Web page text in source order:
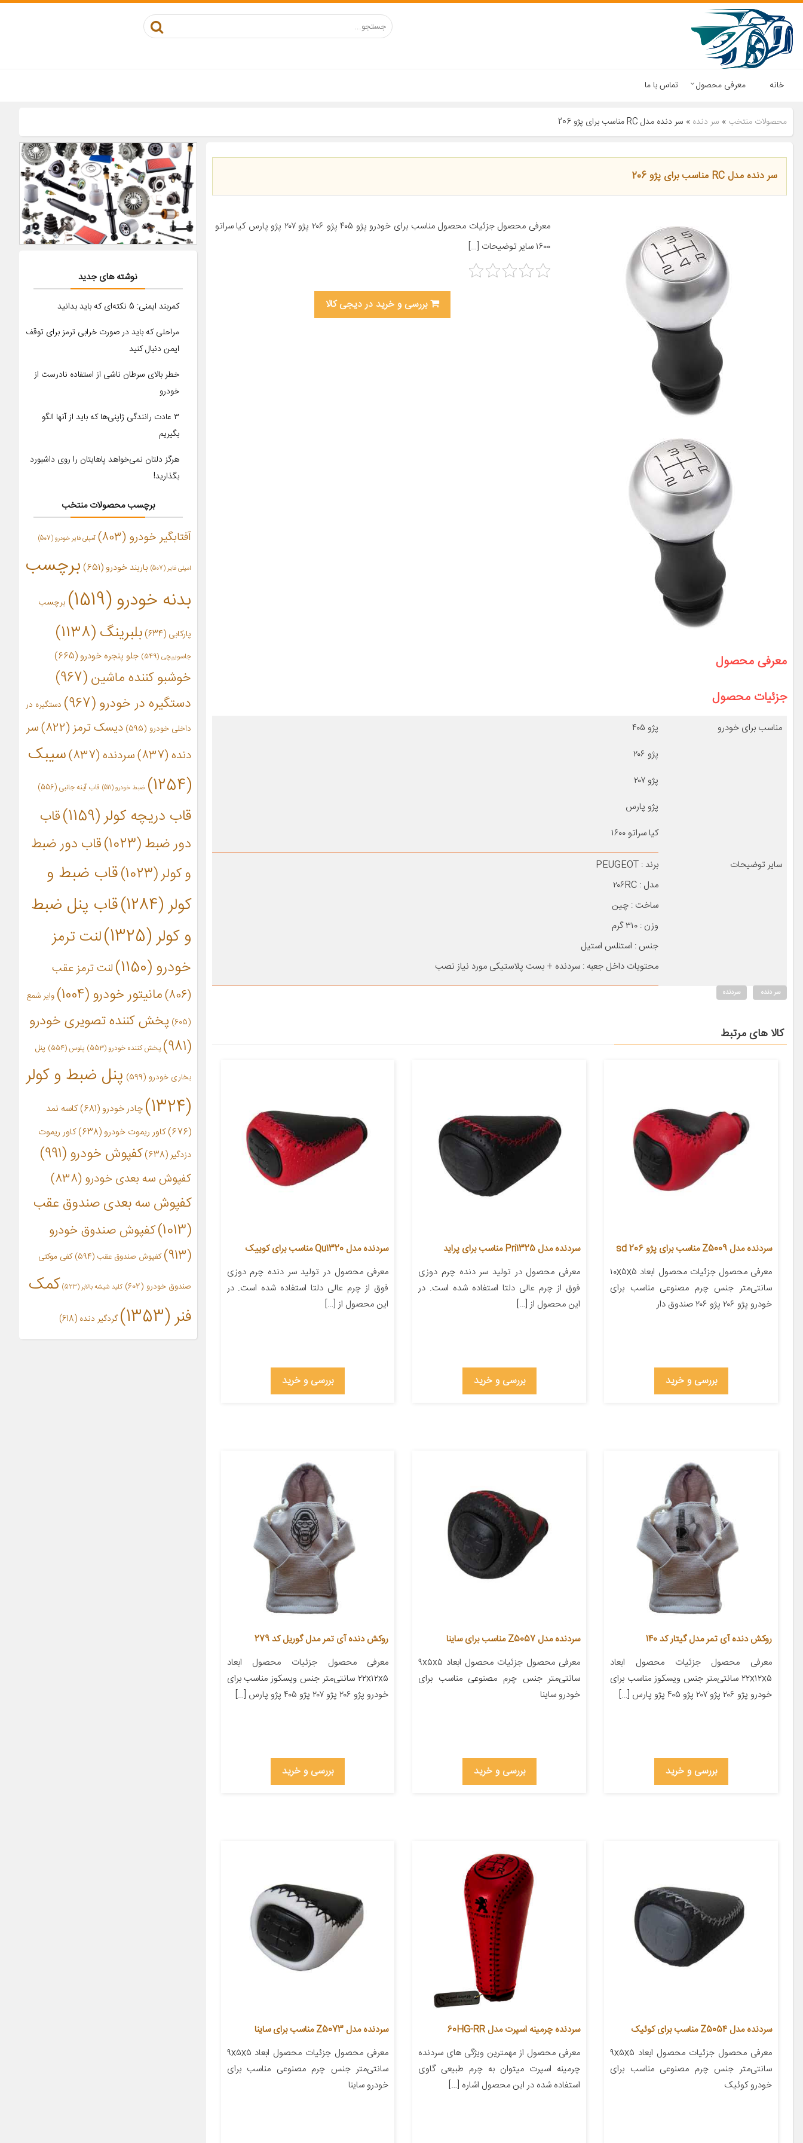
خانه معرفی محصول تماس با ما
محصولات منتخب » سر دنده » سر دنده مدل RC مناسب برای پژو 206
سر دنده مدل RC مناسب برای پژو 206
معرفی محصول جزئیات محصول مناسب برای خودرو پژو ۴۰۵ پژو ۲۰۶ پژو ۲۰۷ پژو پارس کیا سراتو
۱۶۰۰ سایر توضیحات […]
بررسی و خرید در دیجی کالا
معرفی محصول
جزئیات محصول
مناسب برای خودرو
پژو ۴۰۵
پژو ۲۰۶
پژو ۲۰۷
پژو پارس
کیا سراتو ۱۶۰۰
سایر توضیحات
برند : PEUGEOT
مدل : ۲۰۶RC
ساخت : چین
وزن : ۳۱۰ گرم
جنس : استنلس استیل
محتویات داخل جعبه : سردنده + بست پلاستیکی مورد نیاز نصب
سر دنده سردنده
کالا های مرتبط
سردنده مدل Z5009 مناسب برای پژو 206 sd
معرفی محصول جزئیات محصول ابعاد ۱۰x۵x۵
سانتی‌متر جنس چرم مصنوعی مناسب برای
خودرو پژو ۲۰۶ پژو ۲۰۶ صندوق دار
بررسی و خرید
سردنده مدل Pri1325 مناسب برای پراید
معرفی محصول در تولید سر دنده چرم دوزی
فوق از چرم عالی دلتا استفاده شده است. در
این محصول از […]
بررسی و خرید
سردنده مدل Qu1320 مناسب برای کوییک
معرفی محصول در تولید سر دنده چرم دوزی
فوق از چرم عالی دلتا استفاده شده است. در
این محصول از […]
بررسی و خرید
روکش دنده آی تمر مدل گیتار کد 140
معرفی محصول جزئیات محصول ابعاد
۲۲x۱۲x۵ سانتی‌متر جنس ویسکوز مناسب برای
خودرو پژو ۲۰۶ پژو ۲۰۷ پژو ۴۰۵ پژو پارس […]
بررسی و خرید
سردنده مدل Z5057 مناسب برای ساینا
معرفی محصول جزئیات محصول ابعاد ۹x۵x۵
سانتی‌متر جنس چرم مصنوعی مناسب برای
خودرو ساینا
بررسی و خرید
روکش دنده آی تمر مدل گوریل کد 279
معرفی محصول جزئیات محصول ابعاد
۲۲x۱۲x۵ سانتی‌متر جنس ویسکوز مناسب برای
خودرو پژو ۲۰۶ پژو ۲۰۷ پژو ۴۰۵ پژو پارس […]
بررسی و خرید
سردنده مدل Z5054 مناسب برای کوئیک
معرفی محصول جزئیات محصول ابعاد ۹x۵x۵
سانتی‌متر جنس چرم مصنوعی مناسب برای
خودرو کوئیک
سردنده چرمینه اسپرت مدل 60HG-RR
معرفی محصول از مهمترین ویژگی های سردنده
چرمینه اسپرت میتوان به چرم طبیعی گاوی
استفاده شده در این محصول اشاره […]
سردنده مدل Z5073 مناسب برای ساینا
معرفی محصول جزئیات محصول ابعاد ۹x۵x۵
سانتی‌متر جنس چرم مصنوعی مناسب برای
خودرو ساینا
نوشته های جدید
کمربند ایمنی: 5 نکته‌ای که باید بدانید
مراحلی که باید در صورت خرابی ترمز برای توقف
ایمن دنبال کنید
خطر بالای سرطان ناشی از استفاده نادرست از
خودرو
۳ عادت رانندگی ژاپنی‌ها که باید از آنها الگو
بگیریم
هرگز دلتان نمی‌خواهد پاهایتان را روی داشبورد
بگذارید!
برچسب محصولات منتخب
آفتابگیر خودرو (803) آمپلی فایر خودرو(507)
امپلی فایر (507) باربند خودرو(651)
برچسب
بدنه خودرو(1519) برچسب
پارکابی (634) بلبرینگ(1138)
جاسوییچی (549) جلو پنجره خودرو (665)
خوشبو کننده ماشین(967)
دستگیره در خودرو(967)
دستگیره در
داخلی خودرو (595) دیسک ترمز(822)
سر
دنده(837) سردنده(837)
سیبک
(1254)
ضبط خودرو(511) قاب آینه جانبی (556)
قاب دریچه کولر(1159)
قاب
دور ضبط(1023)
قاب دور ضبط
و کولر(1023)
قاب ضبط و
کولر(1284)
قاب پنل ضبط
و کولر(1325)
لنت ترمز
خودرو(1150)
لنت ترمز عقب
(806)
مانیتور خودرو(1004)
وایر شمع
(605)
پخش کننده تصویری خودرو
(981)
پخش کننده خودرو(553) پلوس(554) پنل
بخاری خودرو (599)
پنل ضبط و کولر
(1324)
چادر خودرو (681)
کاسه نمد
(676)
کاور ریموت خودرو(638)
کاور ریموت
دزدگیر(638) کفپوش خودرو(991)
کفپوش سه بعدی خودرو (838)
کفپوش سه بعدی صندوق عقب
(1013)
کفپوش صندوق خودرو
(913)
کفپوش صندوق عقب (594) کفی موکتی
صندوق خودرو (602) کلید شیشه بالابر(523)
کمک
فنر(1353) گردگیر دنده (618)